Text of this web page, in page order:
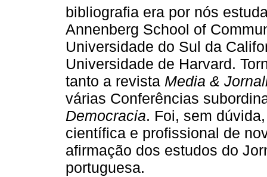
bibliografia era por nós
Annenberg School of
Universidade do Sul da
Universidade de Harvard.
tanto a revista Media &
várias Conferências
Democracia. Foi, sem
científica e profissional de
afirmação dos estudos do
portuguesa.